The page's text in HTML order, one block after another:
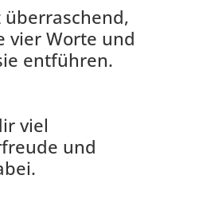
überraschend,
vier Worte und
entführen.
viel
und